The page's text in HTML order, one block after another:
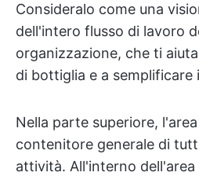
Consideralo come una
dell'intero flusso di lavoro
organizzazione, che ti
di bottiglia e a semplificare
Nella parte superiore,
contenitore generale di
attività. All'interno